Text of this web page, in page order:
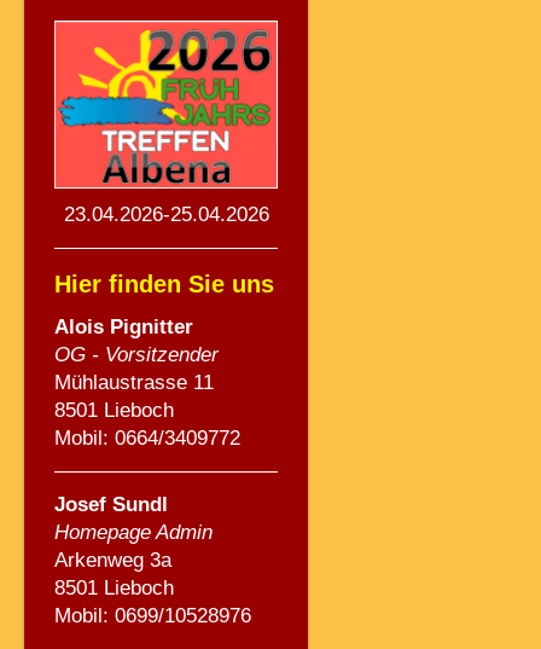
23.04.2026-25.04.2026
Hier finden Sie uns
Alois Pignitter
OG - Vorsitzender
Mühlaustrasse 11
8501 Lieboch
Mobil: 0664/3409772
Josef Sundl
Homepage Admin
Arkenweg 3a
8501 Lieboch
Mobil: 0699/10528976